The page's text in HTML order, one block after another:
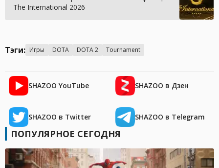
The International 2026
Тэги: Игры DOTA DOTA 2 Tournament
SHAZOO YouTube SHAZOO в Дзен
SHAZOO в Twitter SHAZOO в Telegram
ПОПУЛЯРНОЕ СЕГОДНЯ